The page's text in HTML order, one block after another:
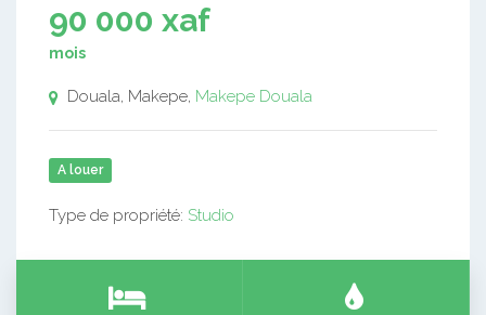
90 000 xaf
mois
Douala, Makepe, Makepe Douala
A louer
Type de propriété: Studio